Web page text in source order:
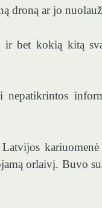
droną ar jo
bet kokią kitą
nepatikrintos
Latvijos
orlaivį. Buvo